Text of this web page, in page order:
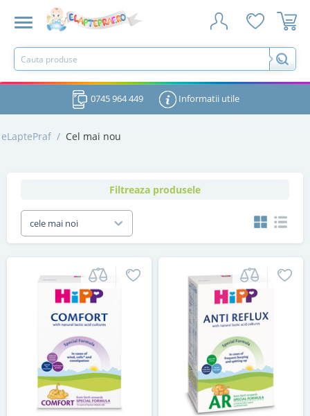
0745 964 449 Informatii utile
eLaptePraf / Cel mai nou
Filtreaza produsele
cele mai noi